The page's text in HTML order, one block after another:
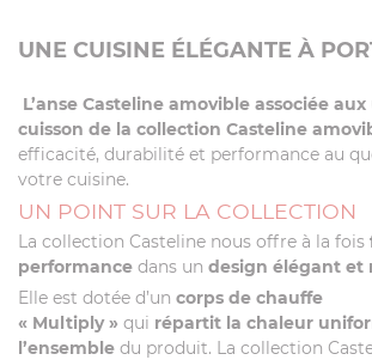
UNE CUISINE ÉLÉGANTE À
L’anse Casteline amovible associée
cuisson de la collection Casteline
efficacité, durabilité et performance au
votre cuisine.
UN POINT SUR LA COLLECTION
La collection Casteline nous offre à la fois
performance dans un design élégant et
Elle est dotée d’un corps de chauffe
« Multiply » qui répartit la chaleur
l’ensemble du produit. La collection